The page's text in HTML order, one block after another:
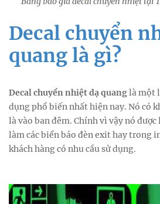
Decal chuyển
quang là gì?
Decal chuyển nhiệt dạ quanglà một
dụng phổ biến nhất hiện nay. Nó có
là vào ban đêm. Chính vì vậy nó được
làm các biển báo đèn exit hay trong
khách hàng có nhu cầu sử dụng.